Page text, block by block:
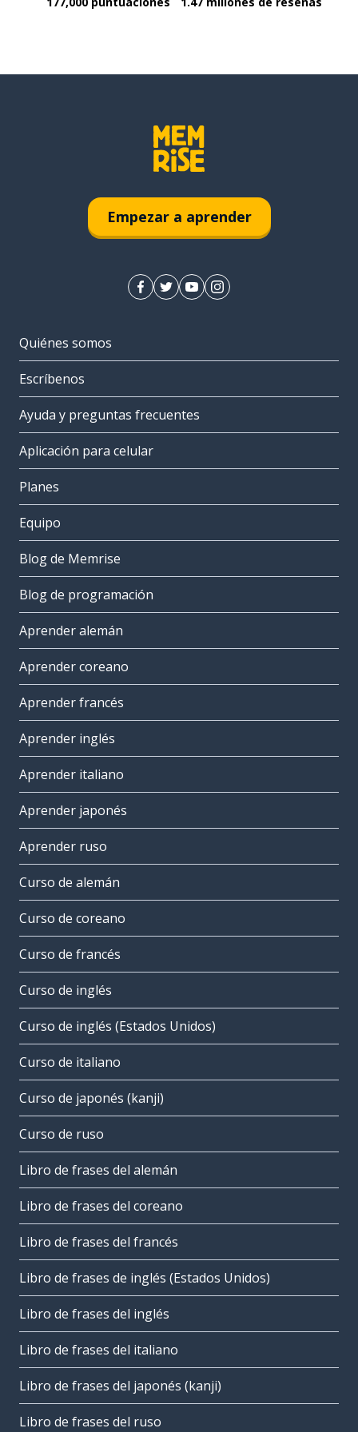
Empezar a aprender
Quiénes somos
Escríbenos
Ayuda y preguntas frecuentes
Aplicación para celular
Planes
Equipo
Blog de Memrise
Blog de programación
Aprender alemán
Aprender coreano
Aprender francés
Aprender inglés
Aprender italiano
Aprender japonés
Aprender ruso
Curso de alemán
Curso de coreano
Curso de francés
Curso de inglés
Curso de inglés (Estados Unidos)
Curso de italiano
Curso de japonés (kanji)
Curso de ruso
Libro de frases del alemán
Libro de frases del coreano
Libro de frases del francés
Libro de frases de inglés (Estados Unidos)
Libro de frases del inglés
Libro de frases del italiano
Libro de frases del japonés (kanji)
Libro de frases del ruso